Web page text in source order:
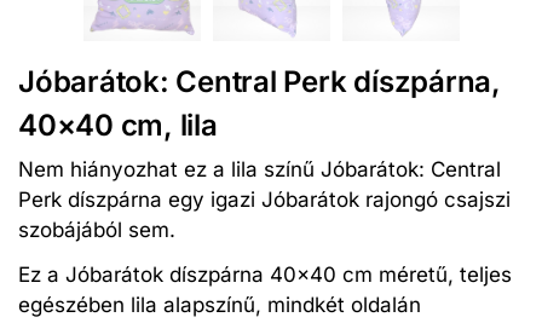
Jóbarátok: Central Perk díszpárna,
40×40 cm, lila
Nem hiányozhat ez a lila színű Jóbarátok: Central
Perk díszpárna egy igazi Jóbarátok rajongó csajszi
szobájából sem.
Ez a Jóbarátok díszpárna 40×40 cm méretű, teljes
egészében lila alapszínű, mindkét oldalán